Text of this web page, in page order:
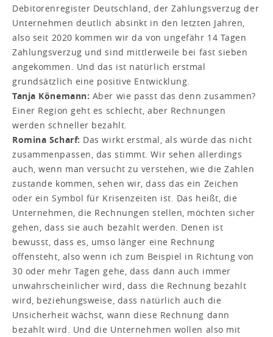
Debitorenregister Deutschland, der Zahlungsverzug der
Unternehmen deutlich absinkt in den letzten Jahren,
also seit 2020 kommen wir da von ungefähr 14 Tagen
Zahlungsverzug und sind mittlerweile bei fast sieben
angekommen. Und das ist natürlich erstmal
grundsätzlich eine positive Entwicklung.
Tanja Könemann: Aber wie passt das denn zusammen?
Einer Region geht es schlecht, aber Rechnungen
werden schneller bezahlt.
Romina Scharf: Das wirkt erstmal, als würde das nicht
zusammenpassen, das stimmt. Wir sehen allerdings
auch, wenn man versucht zu verstehen, wie die Zahlen
zustande kommen, sehen wir, dass das ein Zeichen
oder ein Symbol für Krisenzeiten ist. Das heißt, die
Unternehmen, die Rechnungen stellen, möchten sicher
gehen, dass sie auch bezahlt werden. Denen ist
bewusst, dass es, umso länger eine Rechnung
offensteht, also wenn ich zum Beispiel in Richtung von
30 oder mehr Tagen gehe, dass dann auch immer
unwahrscheinlicher wird, dass die Rechnung bezahlt
wird, beziehungsweise, dass natürlich auch die
Unsicherheit wächst, wann diese Rechnung dann
bezahlt wird. Und die Unternehmen wollen also mit